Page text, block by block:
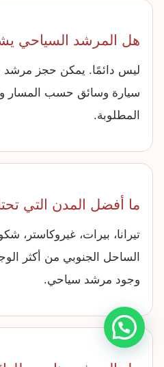
هل المرشد السياحي
ليس دائمًا. يمكن حجز مرشد
سيارة وسائق حسب المسار
المطلوبة.
ما أفضل المدن التي
تيرانا، بيرات، غيروكاستر،
الساحل الجنوبي من أكثر
وجود مرشد سياحي.